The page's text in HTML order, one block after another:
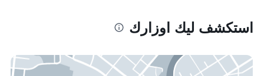
استكشف ليك اوزارك